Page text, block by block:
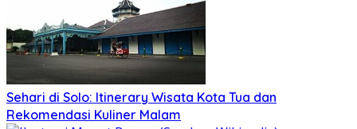
Sehari di Solo: Itinerary Wisata Kota Tua dan
Rekomendasi Kuliner Malam